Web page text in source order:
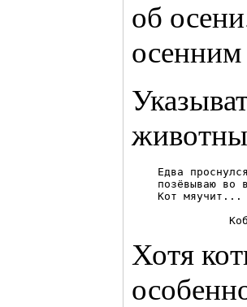
об
осенним
Едва
позёвываю во
    Кот мяучит...
Хотя